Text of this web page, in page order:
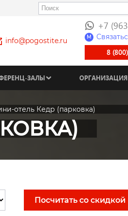
info@pogostite.ru
+7
M
8
ЗАЛЫ
отель Кедр (парковка)
Посчитать со скидкой